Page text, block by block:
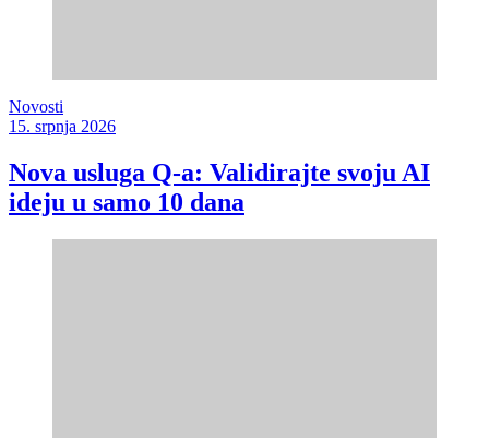
Novosti
15. srpnja 2026
Nova usluga Q-a: Validirajte svoju AI
ideju u samo 10 dana